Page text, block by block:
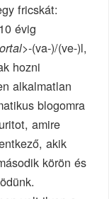
fricskát:
évig
-(va-)/(ve-)l,
hozni
alkalmatlan
blogomra
amire
akik
körön és